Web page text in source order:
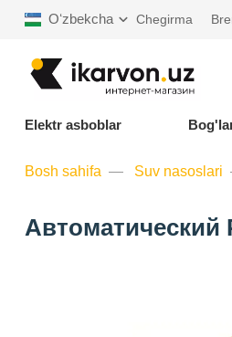
Oʻzbekcha Chegirma
Elektr asboblar
Bosh sahifa Suv nasoslari
Автоматический